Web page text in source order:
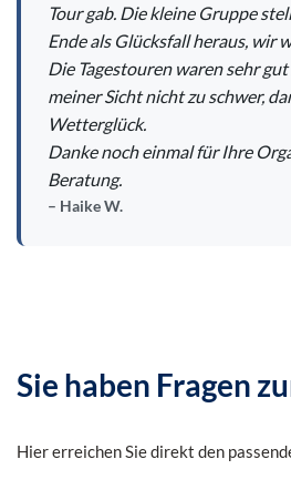
Tour gab. Die kleine Gruppe
Ende als Glücksfall heraus, wir
Die Tagestouren waren sehr
meiner Sicht nicht zu schwer,
Wetterglück.
Danke noch einmal für Ihre
Beratung.
Haike W.
Sie haben Fragen
Hier erreichen Sie direkt den